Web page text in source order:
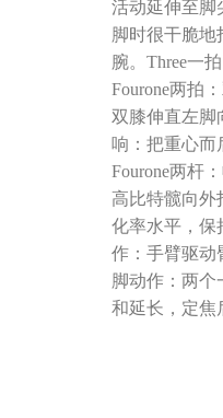
活动延伸至脚
脚时很干脆
腕。Three一
Fourone两拍
双膝伸直左脚
响：把重心而
Fourone两杆
高比特髋向外
化率水平，保
作：手臂驱动
脚动作：两
和延长，定焦